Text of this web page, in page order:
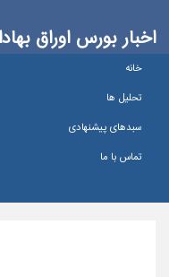
اخبار بورس اوراق
خانه
تحلیل ها
سبدهای پیشنهادی
تماس با ما